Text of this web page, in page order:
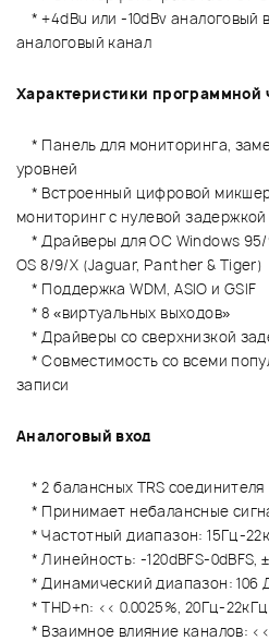
* +4dBu или -10dBv аналоговый
аналоговый канал
Характеристики программной
* Панель для мониторинга,
уровней
* Встроенный цифровой
мониторинг с нулевой задержкой
* Драйверы для ОС Windows
OS 8/9/X (Jaguar, Panther & Tiger)
* Поддержка WDM, ASIO и GSIF
* 8 «виртуальных выходов»
* Драйверы со сверхнизкой
* Совместимость со всеми
записи
Аналоговый вход
* 2 балансных TRS соединителя
* Принимает небалансные
* Частотный диапазон: 15Гц-
* Линейность: -120dBFS-0dBFS,
* Динамический диапазон: 106
* THD+n: << 0.0025%, 20Гц-
* Взаимное влияние каналов: